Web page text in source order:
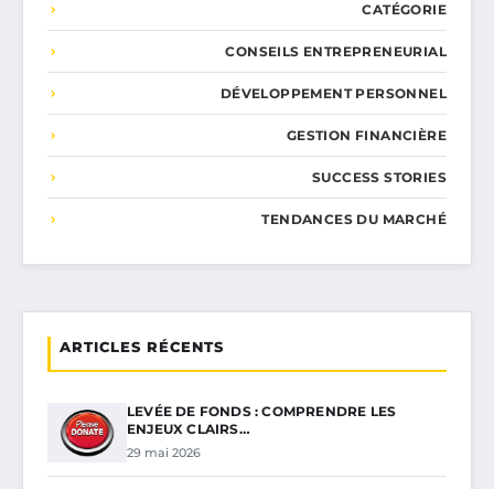
CATÉGORIE
CONSEILS ENTREPRENEURIAL
DÉVELOPPEMENT PERSONNEL
GESTION FINANCIÈRE
SUCCESS STORIES
TENDANCES DU MARCHÉ
ARTICLES RÉCENTS
LEVÉE DE FONDS : COMPRENDRE LES
ENJEUX CLAIRS…
29 mai 2026